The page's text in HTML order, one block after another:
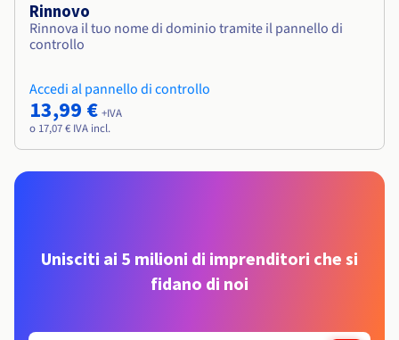
Rinnovo
Rinnova il tuo nome di dominio tramite il pannello di
controllo
Accedi al pannello di controllo
13,99 € +IVA
o 17,07 € IVA incl.
Unisciti ai 5 milioni di imprenditori che si
fidano di noi